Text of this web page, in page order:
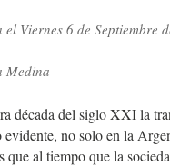
el Viernes 6 de Septiembre
Medina
década del siglo XXI la
evidente, no solo en la
que al tiempo que la